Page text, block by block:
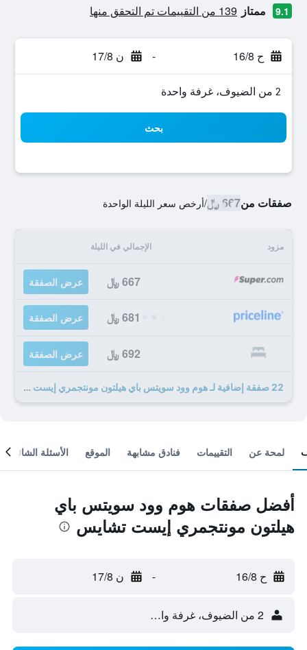
9.1 ممتاز 139 من التقييمات تم التحقق منها
ح 16/8 - ن 17/8
2 من الضيوف، غرفة واحدة
بحث
صفقات من667 ﷼ /أرخص سعر الليلة الواحدة
مزود الإجمالي في الليلة
667 ﷼ عرض الصفقة
681 ﷼ عرض الصفقة
692 ﷼ عرض الصفقة
22 صفقة إضافية لـ هوم وود سويتس باي هيلتون مونتجمري إيست تشايس
لمحة عن التقييمات فنادق مشابهة الموقع الأسئلة الشائعة
أفضل صفقات هوم وود سويتس باي
هيلتون مونتجمري إيست تشايس
ح 16/8 - ن 17/8
2 من الضيوف، غرفة واحدة